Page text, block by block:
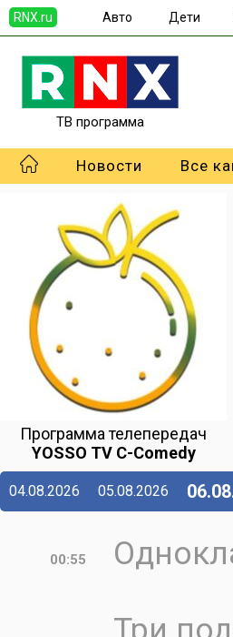
RNX.ru Авто Дети
ТВ программа
Новости Все
Программа телепередач
YOSSO TV C-Comedy
04.08.2026 05.08.2026
00:55